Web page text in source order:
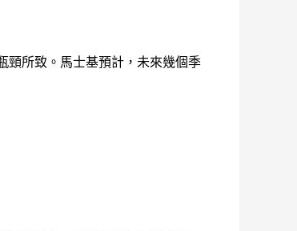
頸所致。馬士基預計，未來幾個季